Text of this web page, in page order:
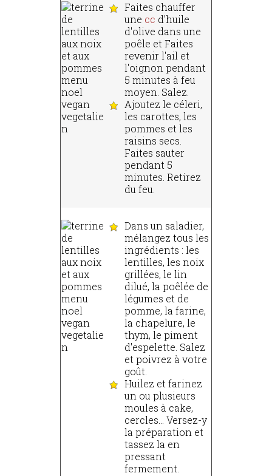
Faites chauffer
une cc d'huile
d'olive dans une
poêle et Faites
revenir l'ail et
l'oignon pendant
5 minutes à feu
moyen. Salez.
Ajoutez le céleri,
les carottes, les
pommes et les
raisins secs.
Faites sauter
pendant 5
minutes. Retirez
du feu.
Dans un saladier,
mélangez tous les
ingrédients : les
lentilles, les noix
grillées, le lin
dilué, la poêlée de
légumes et de
pomme, la farine,
la chapelure, le
thym, le piment
d'espelette. Salez
et poivrez à votre
goût.
Huilez et farinez
un ou plusieurs
moules à cake,
cercles... Versez-y
la préparation et
tassez la en
pressant
fermement.